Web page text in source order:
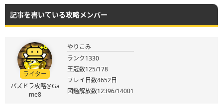
記事を書いている攻略メンバー
ライター
パズドラ攻略@Ga
me8
やりこみ
ランク1330
王冠数125/178
プレイ日数4652日
図鑑解放数12396/14001